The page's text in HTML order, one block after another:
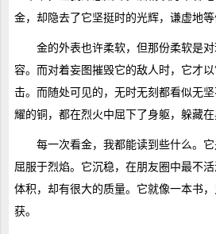
金，却隐去了它坚挺时的光辉，谦虚地等
金的外表也许柔软，但那份柔软是
容。而对着妄图摧毁它的敌人时，它才
击。而随处可见的，无时无刻都看似无
耀的铜，都在烈火中屈下了身躯，躲藏在
每一次看金，我都能读到些什么。
屈服于烈焰。它沉稳，在朋友圈中最不
体积，却有很大的质量。它就像一本书
获。